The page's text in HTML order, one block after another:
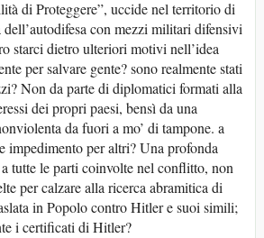
di Proteggere”, uccide nel territorio di
con mezzi militari difensivi
starci dietro ulteriori motivi nell’idea
per salvare gente? sono realmente stati
Non da parte di diplomatici formati alla
dei propri paesi, bensì da una
da fuori a mo’ di tampone. a
impedimento per altri? Una profonda
tutte le parti coinvolte nel conflitto, non
per calzare alla ricerca abramitica di
in Popolo contro Hitler e suoi simili;
i certificati di Hitler?